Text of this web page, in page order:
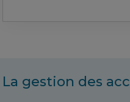
La gestion des